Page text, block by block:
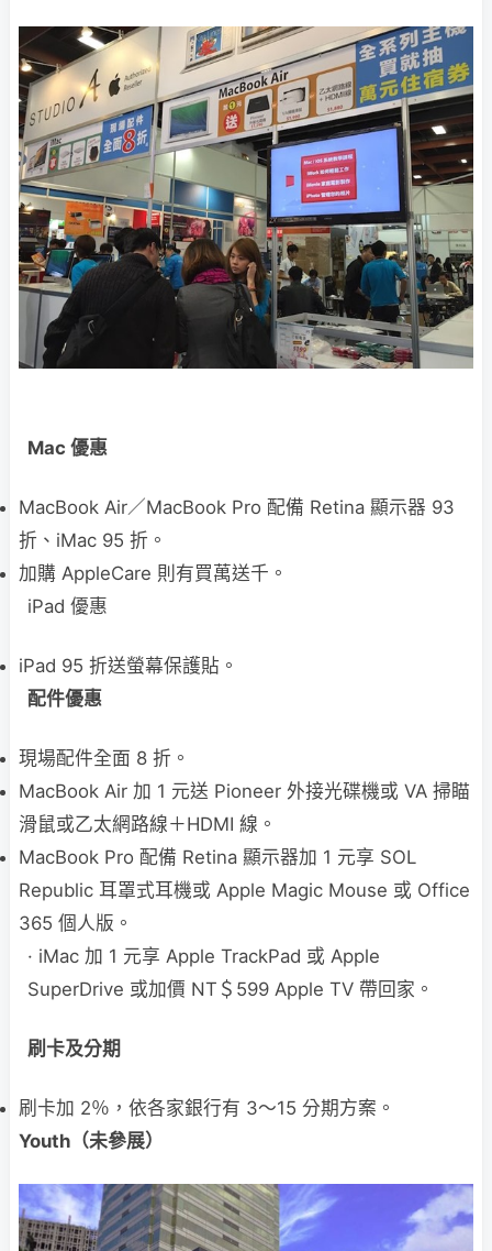
Mac 優惠
MacBook Air／MacBook Pro 配備 Retina 顯示器 93
折、iMac 95 折。
加購 AppleCare 則有買萬送千。
iPad 優惠
iPad 95 折送螢幕保護貼。
配件優惠
現場配件全面 8 折。
MacBook Air 加 1 元送 Pioneer 外接光碟機或 VA 掃瞄
滑鼠或乙太網路線＋HDMI 線。
MacBook Pro 配備 Retina 顯示器加 1 元享 SOL
Republic 耳罩式耳機或 Apple Magic Mouse 或 Office
365 個人版。
· iMac 加 1 元享 Apple TrackPad 或 Apple
SuperDrive 或加價 NT＄599 Apple TV 帶回家。
刷卡及分期
刷卡加 2％，依各家銀行有 3～15 分期方案。
Youth（未參展）